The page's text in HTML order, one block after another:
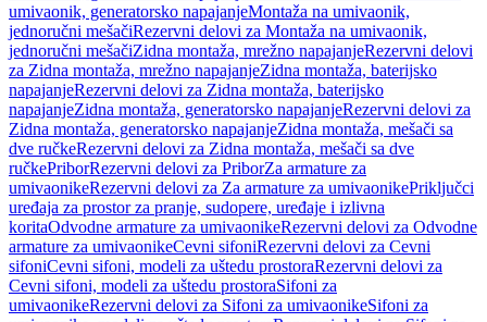
umivaonik, generatorsko napajanjeMontaža na umivaonik,
jednoručni mešačiRezervni delovi za Montaža na umivaonik,
jednoručni mešačiZidna montaža, mrežno napajanjeRezervni delovi
za Zidna montaža, mrežno napajanjeZidna montaža, baterijsko
napajanjeRezervni delovi za Zidna montaža, baterijsko
napajanjeZidna montaža, generatorsko napajanjeRezervni delovi za
Zidna montaža, generatorsko napajanjeZidna montaža, mešači sa
dve ručkeRezervni delovi za Zidna montaža, mešači sa dve
ručkePriborRezervni delovi za PriborZa armature za
umivaonikeRezervni delovi za Za armature za umivaonikePriključci
uređaja za prostor za pranje, sudopere, uređaje i izlivna
koritaOdvodne armature za umivaonikeRezervni delovi za Odvodne
armature za umivaonikeCevni sifoniRezervni delovi za Cevni
sifoniCevni sifoni, modeli za uštedu prostoraRezervni delovi za
Cevni sifoni, modeli za uštedu prostoraSifoni za
umivaonikeRezervni delovi za Sifoni za umivaonikeSifoni za